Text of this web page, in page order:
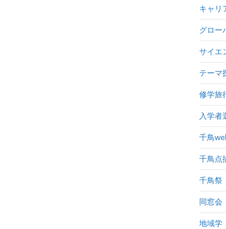
キャリ
グロー
サイエ
テーマ
修学旅
入学者
千鳥
千鳥点
千鳥祭
同窓会
地域学